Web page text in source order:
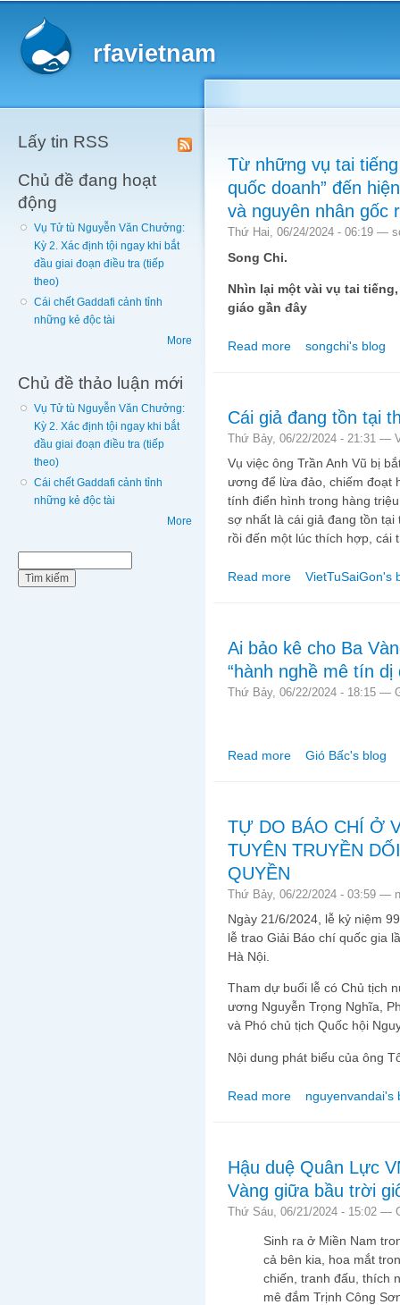
rfavietnam
Lấy tin RSS
Chủ đề đang hoạt
động
Vụ Tử tù Nguyễn Văn Chưởng:
Kỳ 2. Xác định tội ngay khi bắt
đầu giai đoạn điều tra (tiếp
theo)
Cái chết Gaddafi cảnh tỉnh
những kẻ độc tài
More
Chủ đề thảo luận mới
Vụ Tử tù Nguyễn Văn Chưởng:
Kỳ 2. Xác định tội ngay khi bắt
đầu giai đoạn điều tra (tiếp
theo)
Cái chết Gaddafi cảnh tỉnh
những kẻ độc tài
More
Từ những vụ tai
quốc doanh” đến
và nguyên nhân gốc
Thứ Hai, 06/24/2024 - 06:19 —
Song Chi.
Nhìn lại một vài vụ tai
giáo gần đây
Read more about Từ những vụ
songchi's blog
Cái giả đang tồn tại
Thứ Bảy, 06/22/2024 - 21:31 —
Vụ việc ông Trần Anh Vũ bị
ương để lừa đảo, chiếm đoạt
tính điển hình trong hàng
sợ nhất là cái giả đang tồn
rồi đến một lúc thích hợp, cái
Read more about Cái giả đang
VietTuSaiGon's
Ai bảo kê cho Ba
“hành nghề mê tín dị
Thứ Bảy, 06/22/2024 - 18:15 —
Read more about Ai bảo kê cho
Gió Bấc's blog
TỰ DO BÁO CHÍ Ở
TUYÊN TRUYỀN
QUYỀN
Thứ Bảy, 06/22/2024 - 03:59 —
Ngày 21/6/2024, lễ kỷ niệm
lễ trao Giải Báo chí quốc gia
Hà Nội.
Tham dự buổi lễ có Chủ tịch
ương Nguyễn Trọng Nghĩa,
và Phó chủ tịch Quốc hội
Nội dung phát biểu của ông
Read more about TỰ DO BÁO
nguyenvandai's
Hậu duệ Quân Lực
Vàng giữa bầu trời
Thứ Sáu, 06/21/2024 - 15:02 —
Sinh ra ở Miền Nam
cả bên kia, hoa mắt
chiến, tranh đấu, thích
mê đắm Trịnh Công